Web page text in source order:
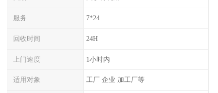
服务 7*24
回收时间 24H
上门速度 1小时内
适用对象 工厂 企业 加工厂等